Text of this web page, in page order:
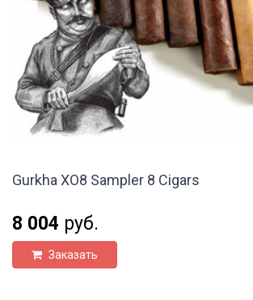
Gurkha XO8 Sampler 8 Cigars
8 004 руб.
Заказать